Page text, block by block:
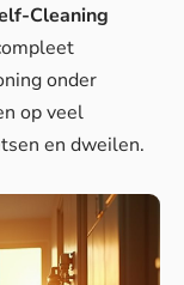
Cleaning
onder
op veel
en dweilen.